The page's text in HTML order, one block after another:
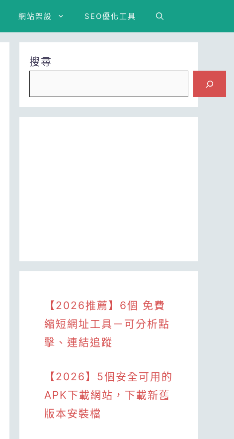
網站架設 SEO優化工具
搜尋
【2026推薦】6個 免費
縮短網址工具－可分析點
擊、連結追蹤
【2026】5個安全可用的
APK下載網站，下載新舊
版本安裝檔